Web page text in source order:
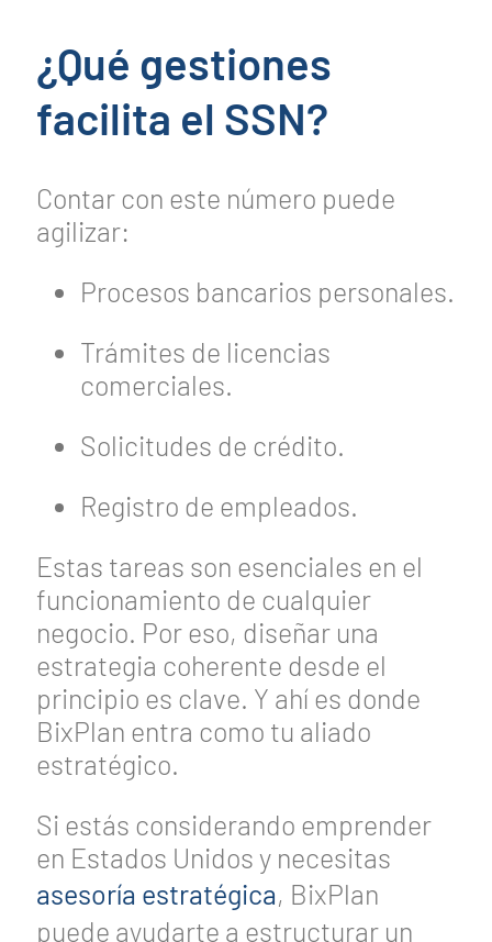
¿Qué gestiones
facilita el SSN?
Contar con este número puede
agilizar:
Procesos bancarios personales.
Trámites de licencias
comerciales.
Solicitudes de crédito.
Registro de empleados.
Estas tareas son esenciales en el
funcionamiento de cualquier
negocio. Por eso, diseñar una
estrategia coherente desde el
principio es clave. Y ahí es donde
BixPlan entra como tu aliado
estratégico.
Si estás considerando emprender
en Estados Unidos y necesitas
asesoría estratégica, BixPlan
puede ayudarte a estructurar un